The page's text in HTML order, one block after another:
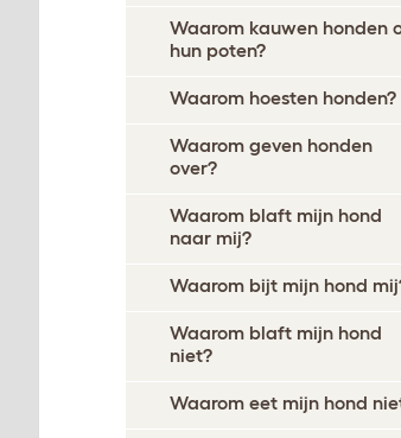
Waarom kauwen honden
hun poten?
Waarom hoesten honden?
Waarom geven honden
over?
Waarom blaft mijn hond
naar mij?
Waarom bijt mijn hond
Waarom blaft mijn hond
niet?
Waarom eet mijn hond